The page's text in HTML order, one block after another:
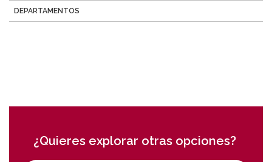
DEPARTAMENTOS
¿Quieres explorar otras opciones?